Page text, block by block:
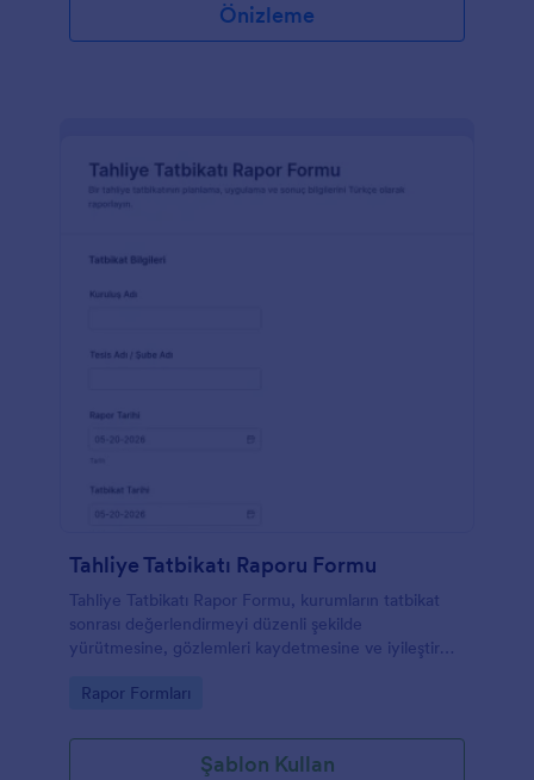
Önizleme
Tahliye Tatbikatı Raporu Formu
Tahliye Tatbikatı Rapor Formu, kurumların tatbikat
sonrası değerlendirmeyi düzenli şekilde
yürütmesine, gözlemleri kaydetmesine ve iyileştirme
Go to Category:
Rapor Formları
Şablon Kullan